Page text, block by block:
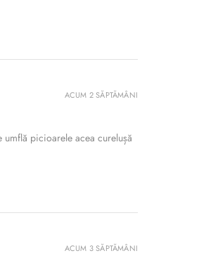
picioarele acea curelușă
ACUM 2 SĂPTĂMÂNI
ACUM 3 SĂPTĂMÂNI